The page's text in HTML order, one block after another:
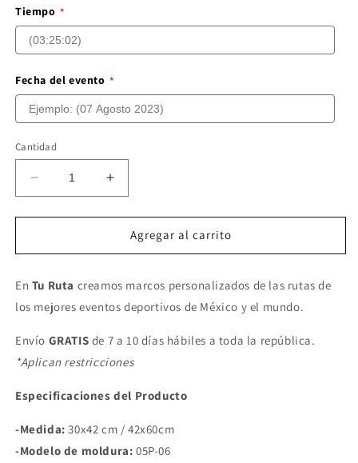
Tiempo
Fecha del evento
Cantidad
Reducir
cantidad
para
POWERADE
2023
Aumentar
cantidad
para
MARATÓN
POWERADE
2023
Agregar al carrito
En Tu Ruta creamos marcos personalizados de las rutas de
los mejores eventos deportivos de México y el mundo.
Envío GRATIS de 7 a 10 días hábiles a toda la república.
*Aplican restricciones
Especificaciones del Producto
-Medida: 30x42 cm / 42x60cm
-Modelo de moldura: 05P-06